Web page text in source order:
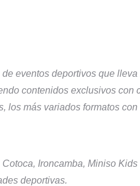
eventos deportivos que
contenidos exclusivos
los más variados formatos
Ironcamba, Miniso
deportivas.